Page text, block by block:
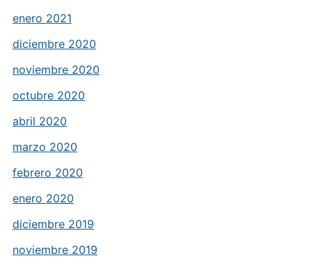
enero 2021
diciembre 2020
noviembre 2020
octubre 2020
abril 2020
marzo 2020
febrero 2020
enero 2020
diciembre 2019
noviembre 2019